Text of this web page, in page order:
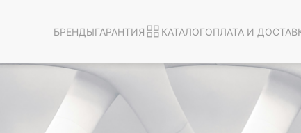
БРЕНДЫГАРАНТИЯ КАТАЛОГОПЛАТА И